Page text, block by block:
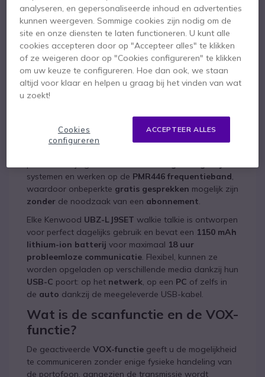
robuuste walkies talkies
met accessoires + 2
"pusto to talk" oortjes
Kenwood UBZ-LJ9SET:
lichtgewicht en robuust
De nieuwe oplossing in het assortiment walkie talkies
van Kenwood, is een set van twee ergonomische
walkie talkies waarmee gebruikers eenvoudig en
systemen en werken op de PMR446 frequentieband,
waardoor onbeperkte gratis gesprekken mogelijk zijn
zonder de noodzaak van een abonnement.
Elke Kenwood UBZ-LJ9SET walkie talkie is ontworpen
voor perfect dagelijks gebruik en bevat een 1150 mAh
lithium-ion batterij voor maximaal 18 uur
probleemloze communicatie. Flexibel, kunnen ze
worden opgeladen op verschillende media dankzij hun
USB-C poort: op het netwerk, op een PC of zelfs in
de auto dankzij de meegeleverde USB-kabel.
Wat is de scanfunctie en de VOX-
functie?
De geactiveerde VOX-functie geeft u de mogelijkheid
te communiceren zonder enige fysieke handeling van
de portofoon, aangezien de transmissie wordt
analyseren, en gepersonaliseerde inhoud en advertenties
kunnen weergeven. Sommige cookies zijn nodig om de
site en onze diensten te laten functioneren. U kunt alle
cookies accepteren door op "Accepteer alles" te klikken
of ze weigeren door op "Cookies configureren" te klikken
om uw keuze te configureren. Hoe dan ook, we staan
altijd voor klaar en helpen u graag bij het vinden van wat
u zoekt!
ACCEPTEER ALLES
Cookies
configureren